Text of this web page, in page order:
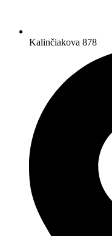
Kalinčiakova 878